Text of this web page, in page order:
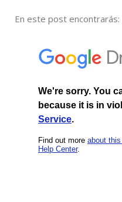
En este post encontrarás: